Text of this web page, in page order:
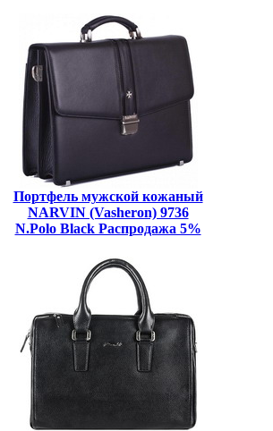
Портфель мужской кожаный
NARVIN (Vasheron) 9736
N.Polo Black Распродажа 5%